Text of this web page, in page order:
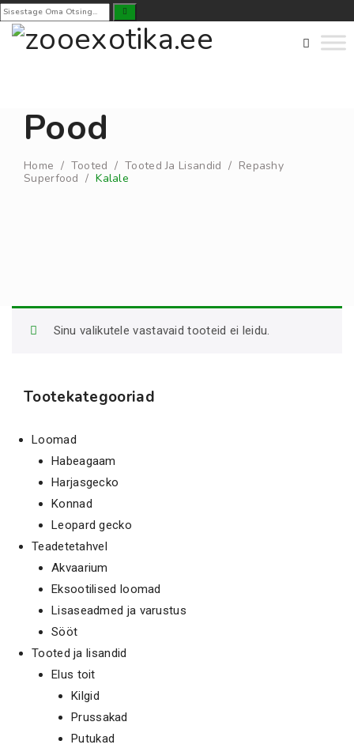
Pood
Home / Tooted /Tooted Ja Lisandid / Repashy
Superfood /Kalale
Sinu valikutele vastavaid tooteid ei leidu.
Tootekategooriad
Loomad
Habeagaam
Harjasgecko
Konnad
Leopard gecko
Teadetetahvel
Akvaarium
Eksootilised loomad
Lisaseadmed ja varustus
Sööt
Tooted ja lisandid
Elus toit
Kilgid
Prussakad
Putukad